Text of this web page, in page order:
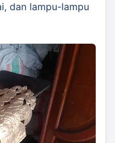
dan lampu-lampu